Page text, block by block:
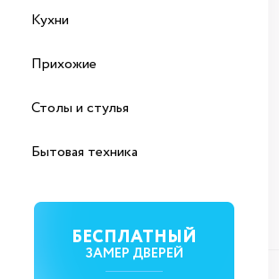
Кухни
Прихожие
Столы и стулья
Бытовая техника
БЕСПЛАТНЫЙ
ЗАМЕР ДВЕРЕЙ